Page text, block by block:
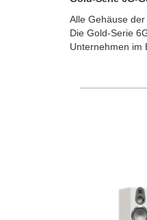
Alle Gehäuse
Die Gold-Serie
Unternehmen im